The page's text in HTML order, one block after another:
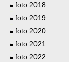
foto 2018
foto 2019
foto 2020
foto 2021
foto 2022